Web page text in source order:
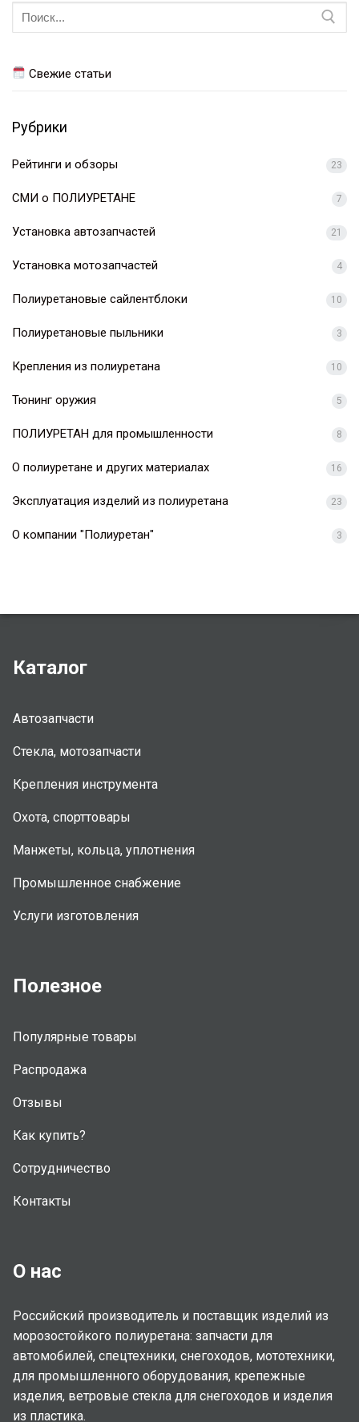
Искать:
Свежие статьи
Рубрики
Рейтинги и обзоры 23
СМИ о ПОЛИУРЕТАНЕ 7
Установка автозапчастей 21
Установка мотозапчастей 4
Полиуретановые сайлентблоки 10
Полиуретановые пыльники 3
Крепления из полиуретана 10
Тюнинг оружия 5
ПОЛИУРЕТАН для промышленности 8
О полиуретане и других материалах 16
Эксплуатация изделий из полиуретана 23
О компании "Полиуретан" 3
Каталог
Автозапчасти
Стекла, мотозапчасти
Крепления инструмента
Охота, спорттовары
Манжеты, кольца, уплотнения
Промышленное снабжение
Услуги изготовления
Полезное
Популярные товары
Распродажа
Отзывы
Как купить?
Сотрудничество
Контакты
О нас
Российский производитель и поставщик изделий из
морозостойкого полиуретана: запчасти для
автомобилей, спецтехники, снегоходов, мототехники,
для промышленного оборудования, крепежные
изделия, ветровые стекла для снегоходов и изделия
из пластика.